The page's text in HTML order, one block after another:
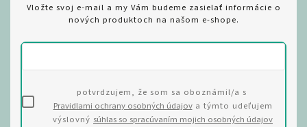
Vložte svoj e-mail a my Vám budeme zasielať informácie o
nových produktoch na našom e-shope.
potvrdzujem, že som sa oboznámil/a s
Pravidlami ochrany osobných údajova týmto udeľujem
výslovný súhlas so spracúvaním mojich osobných údajov